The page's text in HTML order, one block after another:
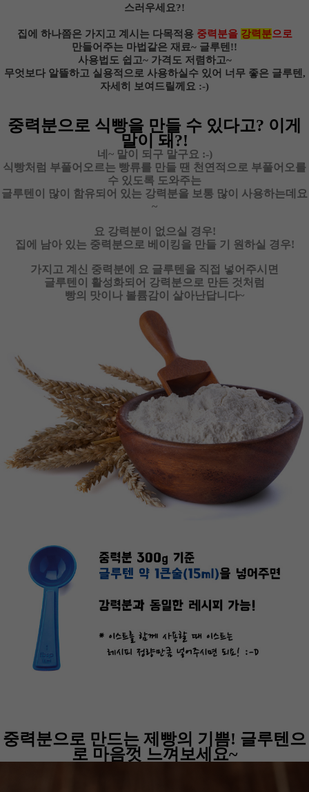
스러우세요?!
집에 하나쯤은 가지고 계시는 다목적용 중력분을 강력분으로
만들어주는 마법같은 재료~ 글루텐!!
사용법도 쉽고~ 가격도 저렴하고~
무엇보다 알뜰하고 실용적으로 사용하실수 있어 너무 좋은 글루텐,
자세히 보여드릴께요 :-)
중력분으로 식빵을 만들 수 있다고? 이게
말이 돼?!
네~ 말이 되구 말구요 :-)
식빵처럼 부풀어오르는 빵류를 만들 땐 천연적으로 부풀어오를
수 있도록 도와주는
글루텐이 많이 함유되어 있는 강력분을 보통 많이 사용하는데요
~
요 강력분이 없으실 경우!
집에 남아 있는 중력분으로 베이킹을 만들 기 원하실 경우!
가지고 계신 중력분에 요 글루텐을 직접 넣어주시면
글루텐이 활성화되어 강력분으로 만든 것처럼
빵의 맛이나 볼륨감이 살아난답니다~
중력분으로 만드는 제빵의 기쁨! 글루텐으
로 마음껏 느껴보세요~